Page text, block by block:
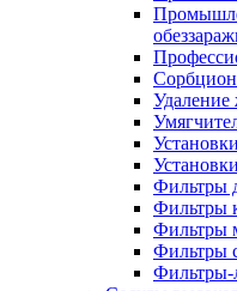
Удаление
Фильтры
Фильтры
Фильтры
Фильтры
Фильтры-